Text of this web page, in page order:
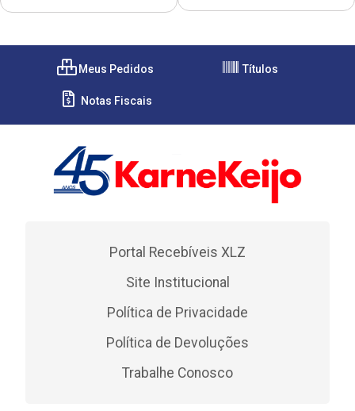
Meus Pedidos Títulos
Notas Fiscais
Portal Recebíveis XLZ
Site Institucional
Política de Privacidade
Política de Devoluções
Trabalhe Conosco